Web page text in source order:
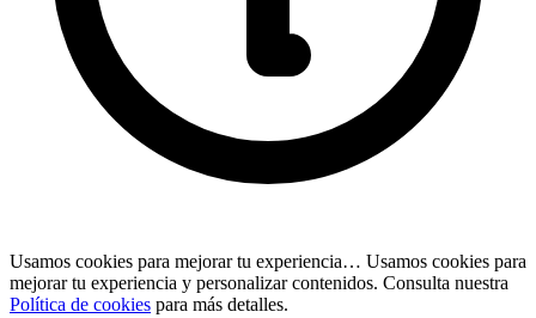
Usamos cookies para mejorar tu experiencia… Usamos cookies para
mejorar tu experiencia y personalizar contenidos. Consulta nuestra
Política de cookies para más detalles.